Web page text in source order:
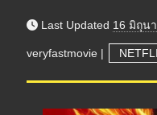
Last Updated 16 มิถุน
veryfastmovie |